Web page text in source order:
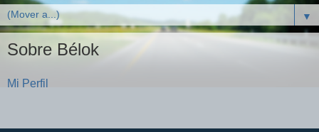
▼
Sobre Bélok
Mi Perfil